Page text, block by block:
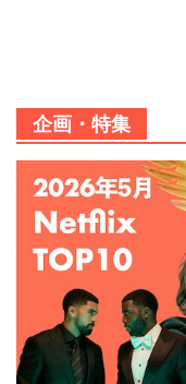
企画・特集